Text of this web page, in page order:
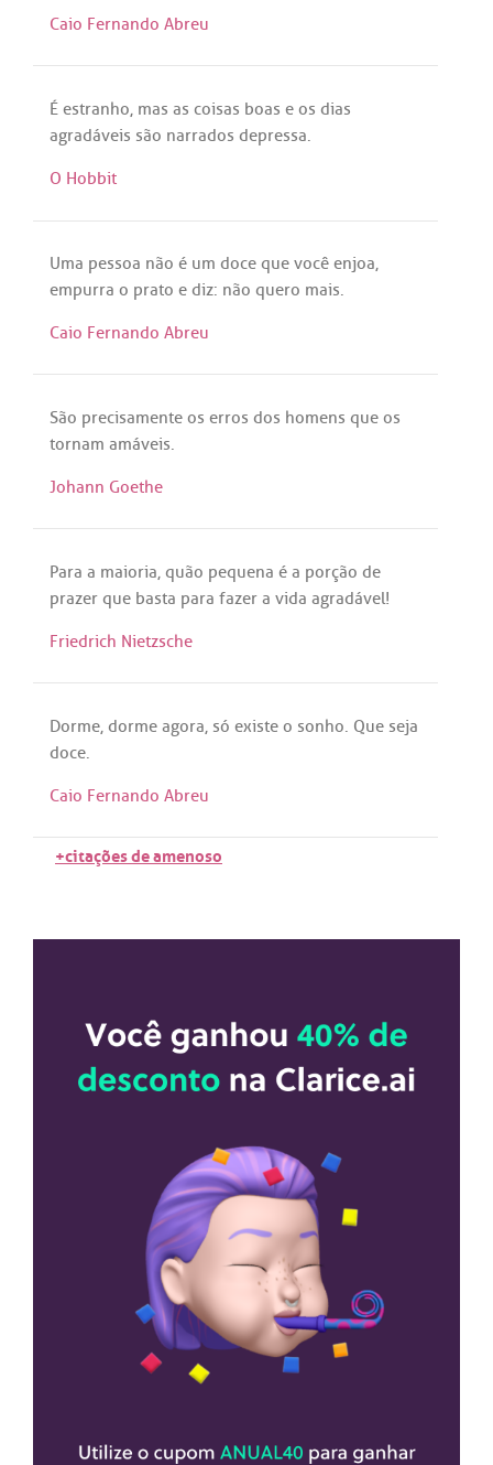
Caio Fernando Abreu
É estranho, mas as coisas boas e os dias
agradáveis são narrados depressa.
O Hobbit
Uma pessoa não é um doce que você enjoa,
empurra o prato e diz: não quero mais.
Caio Fernando Abreu
São precisamente os erros dos homens que os
tornam amáveis.
Johann Goethe
Para a maioria, quão pequena é a porção de
prazer que basta para fazer a vida agradável!
Friedrich Nietzsche
Dorme, dorme agora, só existe o sonho. Que seja
doce.
Caio Fernando Abreu
+citações de amenoso